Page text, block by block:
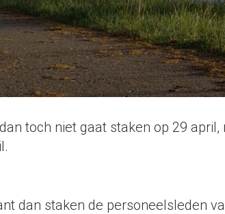
toch niet gaat staken op 29
dan staken de personeelsleden